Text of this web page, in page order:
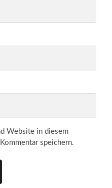
Website in diesem
speichern.